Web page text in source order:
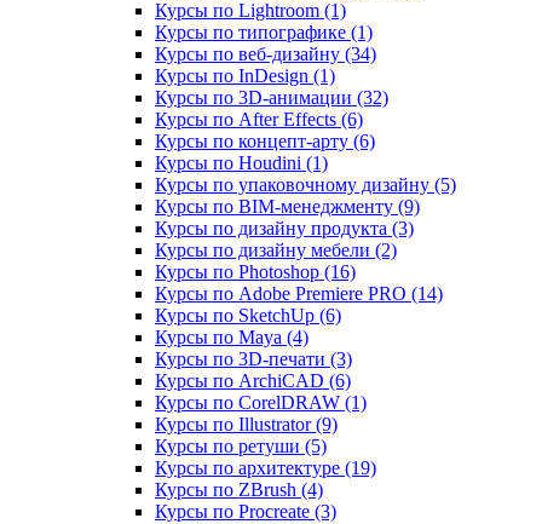
Курсы по Lightroom (1)
Курсы по типографике (1)
Курсы по веб‑дизайну (34)
Курсы по InDesign (1)
Курсы по 3D‑анимации (32)
Курсы по After Effects (6)
Курсы по концепт‑арту (6)
Курсы по Houdini (1)
Курсы по упаковочному дизайну (5)
Курсы по BIM‑менеджменту (9)
Курсы по дизайну продукта (3)
Курсы по дизайну мебели (2)
Курсы по Photoshop (16)
Курсы по Adobe Premiere PRO (14)
Курсы по SketchUp (6)
Курсы по Maya (4)
Курсы по 3D-печати (3)
Курсы по ArchiCAD (6)
Курсы по CorelDRAW (1)
Курсы по Illustrator (9)
Курсы по ретуши (5)
Курсы по архитектуре (19)
Курсы по ZBrush (4)
Курсы по Procreate (3)